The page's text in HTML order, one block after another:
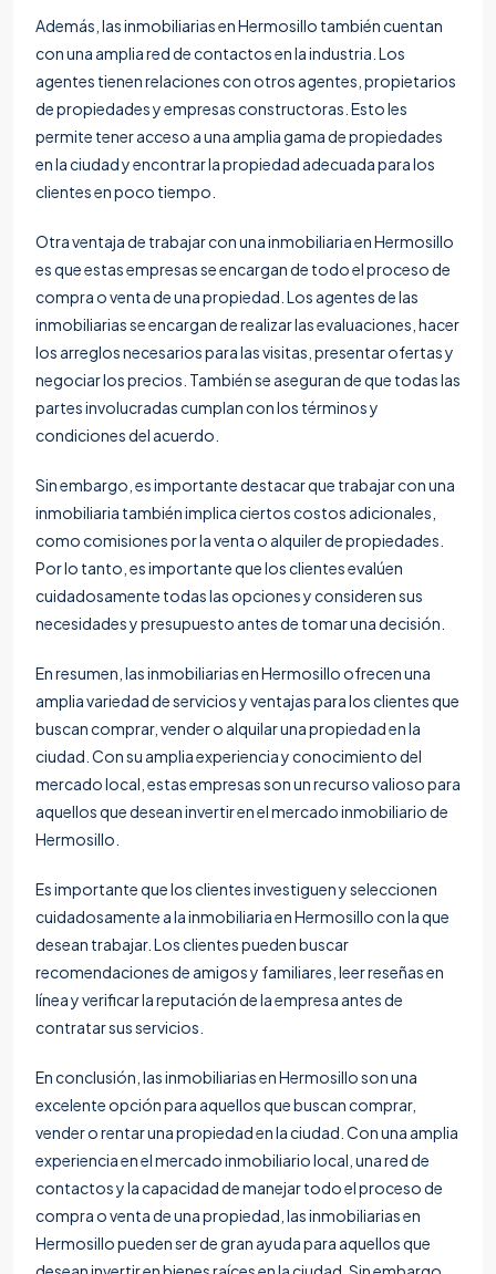
Además, las inmobiliarias en Hermosillo también cuentan
con una amplia red de contactos en la industria. Los
agentes tienen relaciones con otros agentes, propietarios
de propiedades y empresas constructoras. Esto les
permite tener acceso a una amplia gama de propiedades
en la ciudad y encontrar la propiedad adecuada para los
clientes en poco tiempo.
Otra ventaja de trabajar con una inmobiliaria en Hermosillo
es que estas empresas se encargan de todo el proceso de
compra o venta de una propiedad. Los agentes de las
inmobiliarias se encargan de realizar las evaluaciones, hacer
los arreglos necesarios para las visitas, presentar ofertas y
negociar los precios. También se aseguran de que todas las
partes involucradas cumplan con los términos y
condiciones del acuerdo.
Sin embargo, es importante destacar que trabajar con una
inmobiliaria también implica ciertos costos adicionales,
como comisiones por la venta o alquiler de propiedades.
Por lo tanto, es importante que los clientes evalúen
cuidadosamente todas las opciones y consideren sus
necesidades y presupuesto antes de tomar una decisión.
En resumen, las inmobiliarias en Hermosillo ofrecen una
amplia variedad de servicios y ventajas para los clientes que
buscan comprar, vender o alquilar una propiedad en la
ciudad. Con su amplia experiencia y conocimiento del
mercado local, estas empresas son un recurso valioso para
aquellos que desean invertir en el mercado inmobiliario de
Hermosillo.
Es importante que los clientes investiguen y seleccionen
cuidadosamente a la inmobiliaria en Hermosillo con la que
desean trabajar. Los clientes pueden buscar
recomendaciones de amigos y familiares, leer reseñas en
línea y verificar la reputación de la empresa antes de
contratar sus servicios.
En conclusión, las inmobiliarias en Hermosillo son una
excelente opción para aquellos que buscan comprar,
vender o rentar una propiedad en la ciudad. Con una amplia
experiencia en el mercado inmobiliario local, una red de
contactos y la capacidad de manejar todo el proceso de
compra o venta de una propiedad, las inmobiliarias en
Hermosillo pueden ser de gran ayuda para aquellos que